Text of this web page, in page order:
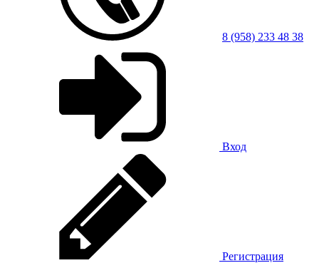
8 (958) 233 48 38
Вход
Регистрация